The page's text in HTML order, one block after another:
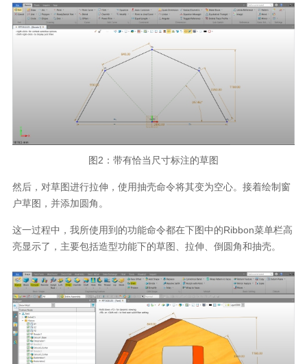
图2 ：带有恰当尺寸标注的草图
然后，对草图进行拉伸，使用抽壳命令将其变为空心。接着绘制窗
户草图，并添加圆角。
这一过程中，我所使用到的功能命令都在下图中的Ribbon菜单栏高
亮显示了，主要包括造型功能下的草图、拉伸、倒圆角和抽壳。